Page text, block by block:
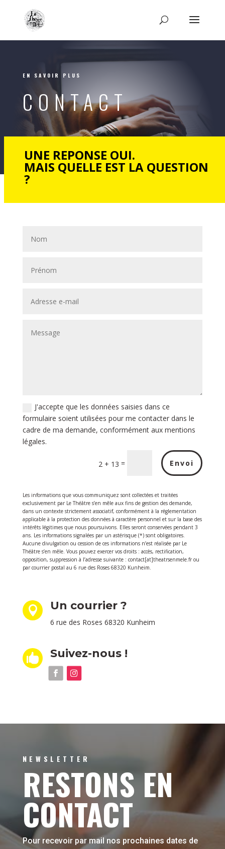
EN SAVOIR PLUS
CONTACT
UNE REPONSE OUI.
MAIS QUELLE EST LA QUESTION
?
J'accepte que les données saisies dans ce
formulaire soient utilisées pour me contacter dans le
cadre de ma demande, conformément aux mentions
légales.
2 + 13 = Envoi
Les informations que vous communiquez sont collectées et traitées
exclusivement par Le Théâtre s’en mêle aux fins de gestion des demande,
dans un contexte strictement associatif, conformément à la réglementation
applicable à la protection des données à caractère personnel et sur la base des
intérêts légitimes que nous poursuivons. Elles seront conservées pendant 3
ans. Les informations signalées par un astérisque (*) sont obligatoires.
Aucune divulgation ou cession de ces informations n’est réalisée par Le
Théâtre s’en mêle. Vous pouvez exercer vos droits : accès, rectification,
opposition, suppression à l’adresse suivante : contact[at]theatrsenmele.fr ou
par courrier postal au 6 rue des Roses 68320 Kunheim.
 Un courrier ?
6 rue des Roses 68320 Kunheim
 Suivez-nous !
NEWSLETTER
RESTONS EN
CONTACT
Pour recevoir par mail nos prochaines dates de